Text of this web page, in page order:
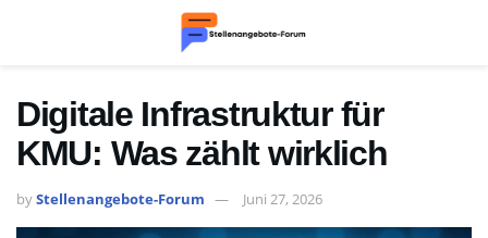
Digitale Infrastruktur für
KMU: Was zählt wirklich
byStellenangebote-Forum Juni 27, 2026